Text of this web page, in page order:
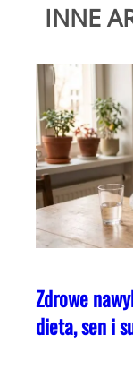
INNE
Zdrowe
dieta, sen i